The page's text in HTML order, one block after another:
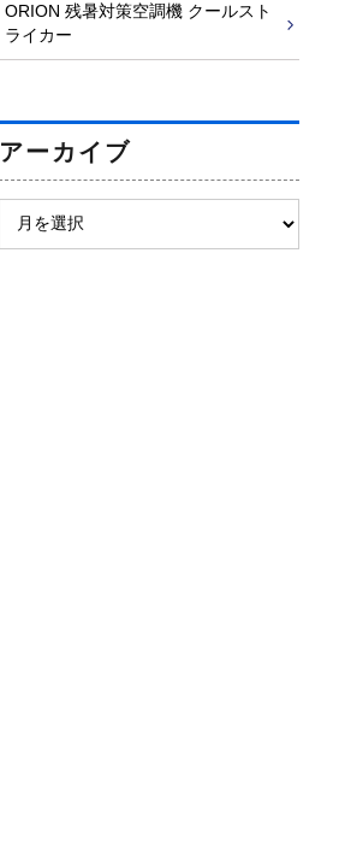
ORION 残暑対策空調機 クールスト
ライカー
アーカイブ